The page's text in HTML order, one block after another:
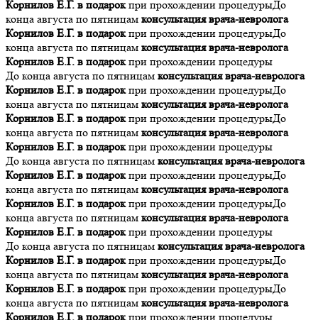
Корнилов Е.Г. в подарокпри прохождении процедурыДо
конца августа по пятницам консультация врача-невролога
Корнилов Е.Г. в подарокпри прохождении процедурыДо
конца августа по пятницам консультация врача-невролога
Корнилов Е.Г. в подарокпри прохождении процедуры
До конца августа по пятницам консультация врача-невролога
Корнилов Е.Г. в подарокпри прохождении процедурыДо
конца августа по пятницам консультация врача-невролога
Корнилов Е.Г. в подарокпри прохождении процедурыДо
конца августа по пятницам консультация врача-невролога
Корнилов Е.Г. в подарокпри прохождении процедуры
До конца августа по пятницам консультация врача-невролога
Корнилов Е.Г. в подарокпри прохождении процедурыДо
конца августа по пятницам консультация врача-невролога
Корнилов Е.Г. в подарокпри прохождении процедурыДо
конца августа по пятницам консультация врача-невролога
Корнилов Е.Г. в подарокпри прохождении процедуры
До конца августа по пятницам консультация врача-невролога
Корнилов Е.Г. в подарокпри прохождении процедурыДо
конца августа по пятницам консультация врача-невролога
Корнилов Е.Г. в подарокпри прохождении процедурыДо
конца августа по пятницам консультация врача-невролога
Корнилов Е.Г. в подарокпри прохождении процедуры